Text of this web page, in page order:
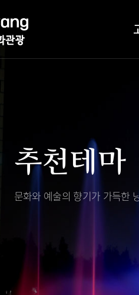
야경 나
자전
도보
DMZ
편의시
오시는
고양
고양
경기관
추천테마
문화와 예술의 향기가 가득한